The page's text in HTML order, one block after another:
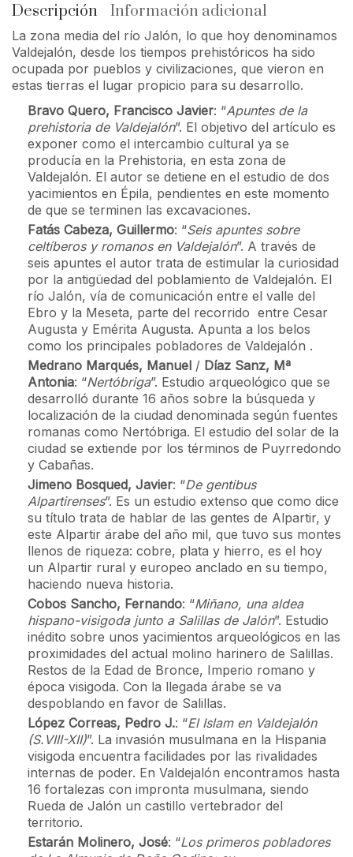
Descripción Información adicional
La zona media del río Jalón, lo que hoy denominamos
Valdejalón, desde los tiempos prehistóricos ha sido
ocupada por pueblos y civilizaciones, que vieron en
estas tierras el lugar propicio para su desarrollo.
Bravo Quero, Francisco Javier: “Apuntes de la
prehistoria de Valdejalón”. El objetivo del artículo es
exponer como el intercambio cultural ya se
producía en la Prehistoria, en esta zona de
Valdejalón. El autor se detiene en el estudio de dos
yacimientos en Épila, pendientes en este momento
de que se terminen las excavaciones.
Fatás Cabeza, Guillermo: “Seis apuntes sobre
celtíberos y romanos en Valdejalón”. A través de
seis apuntes el autor trata de estimular la curiosidad
por la antigüedad del poblamiento de Valdejalón. El
río Jalón, vía de comunicación entre el valle del
Ebro y la Meseta, parte del recorrido entre Cesar
Augusta y Emérita Augusta. Apunta a los belos
como los principales pobladores de Valdejalón .
Medrano Marqués, Manuel / Díaz Sanz, Mª
Antonia: “Nertóbriga”. Estudio arqueológico que se
desarrolló durante 16 años sobre la búsqueda y
localización de la ciudad denominada según fuentes
romanas como Nertóbriga. El estudio del solar de la
ciudad se extiende por los términos de Puyrredondo
y Cabañas.
Jimeno Bosqued, Javier: “De gentibus
Alpartirenses”. Es un estudio extenso que como dice
su título trata de hablar de las gentes de Alpartir, y
este Alpartir árabe del año mil, que tuvo sus montes
llenos de riqueza: cobre, plata y hierro, es el hoy
un Alpartir rural y europeo anclado en su tiempo,
haciendo nueva historia.
Cobos Sancho, Fernando: “Miñano, una aldea
hispano-visigoda junto a Salillas de Jalón”. Estudio
inédito sobre unos yacimientos arqueológicos en las
proximidades del actual molino harinero de Salillas.
Restos de la Edad de Bronce, Imperio romano y
época visigoda. Con la llegada árabe se va
despoblando en favor de Salillas.
López Correas, Pedro J.: “El Islam en Valdejalón
(S.VIII-XII)”. La invasión musulmana en la Hispania
visigoda encuentra facilidades por las rivalidades
internas de poder. En Valdejalón encontramos hasta
16 fortalezas con impronta musulmana, siendo
Rueda de Jalón un castillo vertebrador del
territorio.
Estarán Molinero, José: “Los primeros pobladores